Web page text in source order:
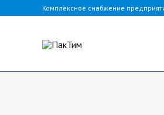
содержимому
Комплексное снабжение